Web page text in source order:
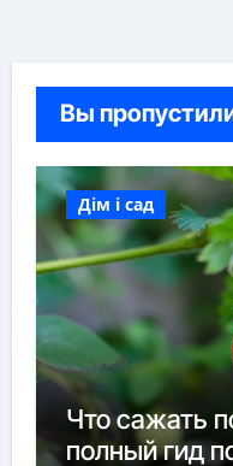
Вы
Дім і сад
Что сажать
полный гид